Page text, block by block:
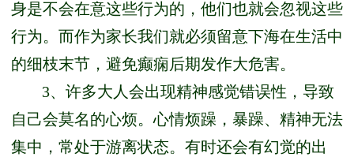
身是不会在意这些行为的，他们也就会忽视这些
行为。而作为家长我们就必须留意下海在生活中
的细枝末节，避免癫痫后期发作大危害。
3、许多大人会出现精神感觉错误性，导致
自己会莫名的心烦。心情烦躁，暴躁、精神无法
集中，常处于游离状态。有时还会有幻觉的出